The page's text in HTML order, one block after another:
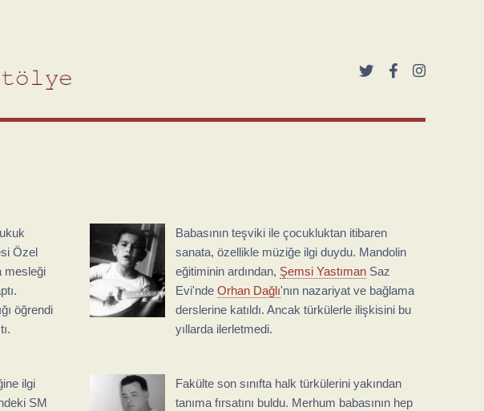
Özel
mesleği
öğrendi
Babasının teşviki ile çocukluktan itibaren
sanata, özellikle müziğe ilgi duydu. Mandolin
eğitiminin ardından, Şemsi YastımanSaz
Evi'nde Orhan Dağlı'nın nazariyat ve bağlama
derslerine katıldı. Ancak türkülerle ilişkisini bu
yıllarda ilerletmedi.
ilgi
SM
Fakülte son sınıfta halk türkülerini yakından
tanıma fırsatını buldu. Merhum babasının hep